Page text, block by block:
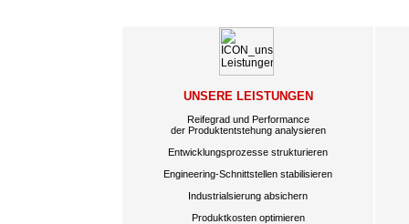
UNSERE LEISTUNGEN
Reifegrad und Performance
der Produktentstehung analysieren
Entwicklungsprozesse strukturieren
Engineering-Schnittstellen stabilisieren
Industrialsierung absichern
Produktkosten optimieren